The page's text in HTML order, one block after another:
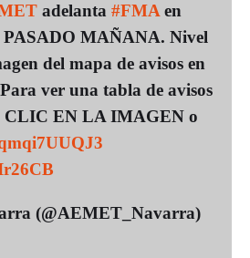
adelanta #FMAen
MAÑANA. Nivel
del mapa de avisos en
ver una tabla de avisos
CLIC EN LA IMAGEN o
(@AEMET_Navarra)